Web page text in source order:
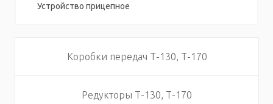
Устройство прицепное
Коробки передач Т-130, Т-170
Редукторы Т-130, Т-170